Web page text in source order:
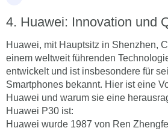
Huawei: Innovation und
Huawei, mit Hauptsitz in Shenzhen,
einem weltweit führenden
entwickelt und ist insbesondere für
Smartphones bekannt. Hier ist eine
Huawei und warum sie eine
Huawei P30 ist:
Huawei wurde 1987 von Ren